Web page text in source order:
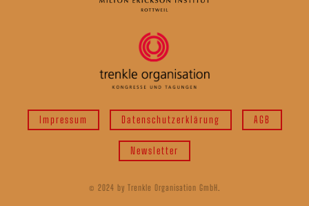
Impressum Datenschutzerklärung AGB
Newsletter
© 2024 by Trenkle Organisation GmbH.